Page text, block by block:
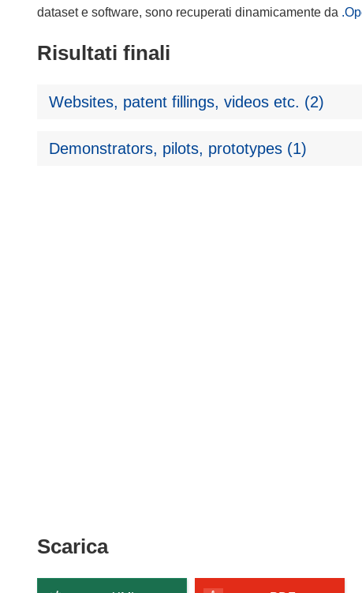
dataset e software, sono recuperati dinamicamente da
Risultati finali
Websites, patent fillings, videos etc. (2)
Demonstrators, pilots, prototypes (1)
ScaricaScarica